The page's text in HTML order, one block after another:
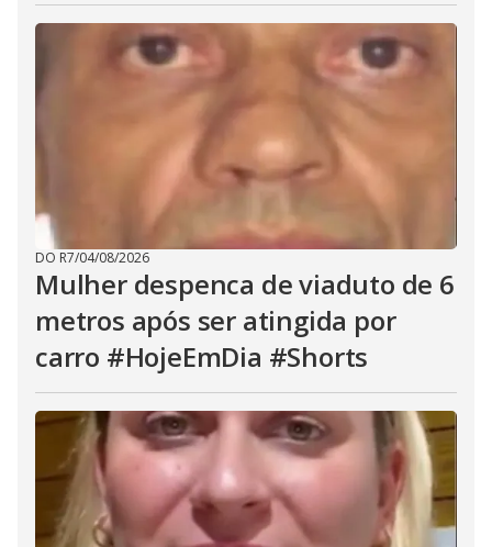
DO R7/04/08/2026
Mulher despenca de viaduto de 6
metros após ser atingida por
carro #HojeEmDia #Shorts